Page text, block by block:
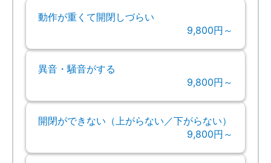
動作が重くて開閉しづらい
9,800円～
異音・騒音がする
9,800円～
開閉ができない（上がらない／下がらない）
9,800円～